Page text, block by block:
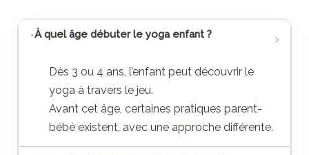
À quel âge débuter le yoga enfant ?
Dès 3 ou 4 ans, l’enfant peut découvrir le
yoga à travers le jeu.
Avant cet âge, certaines pratiques parent-
bébé existent, avec une approche différente.